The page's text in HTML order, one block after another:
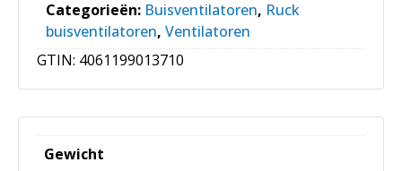
Categorieën: Buisventilatoren, Ruck
buisventilatoren, Ventilatoren
GTIN: 4061199013710
Gewicht